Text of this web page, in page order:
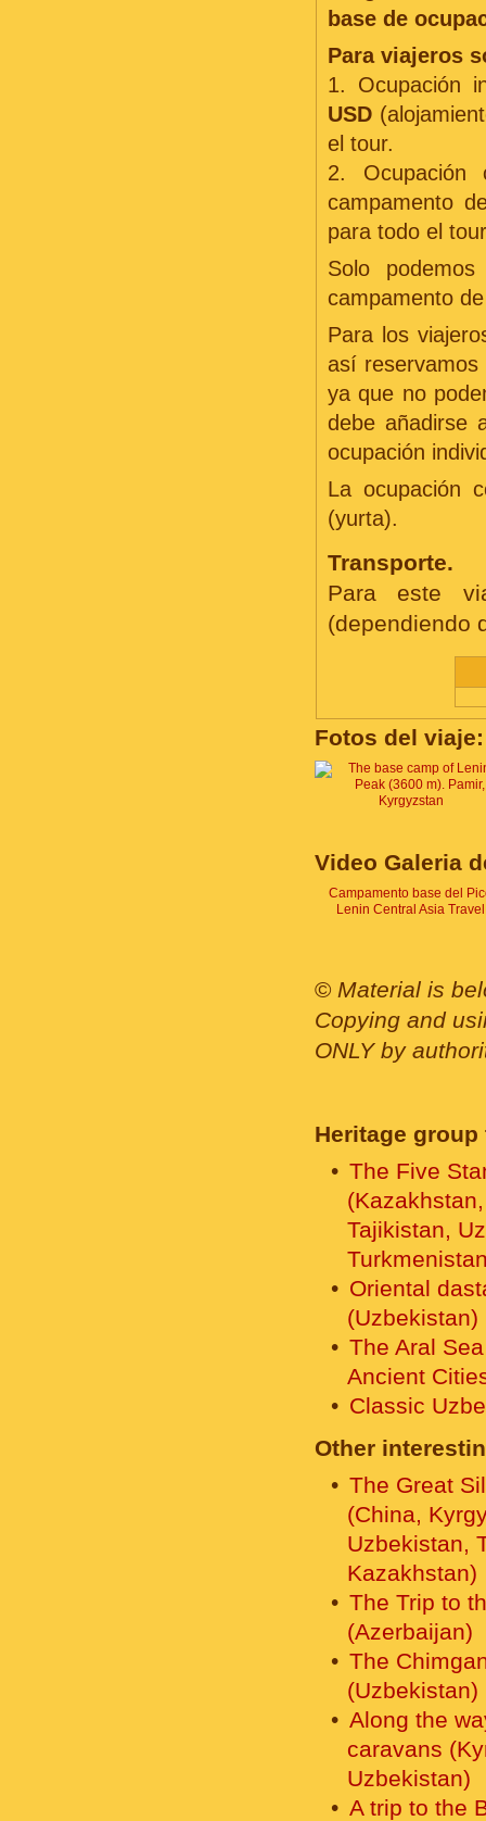
base de
Para viajeros
1. Ocupación
USD
el tour.
2. Ocupación
campamento
para todo el
Solo
campamento
Para los
así
ya que no
debe añadirse
ocupación
La ocupación
(yurta).
Transporte.
Para este
(dependiendo
Fotos del viaje:
Video Galeria
Campamento base del
Lenin Central Asia Travel
© Material is
Copying and
ONLY by
Heritage
The Five
Tajikistan,
Oriental
(Uzbekistan)
The Aral
Ancient
Classic
Other
The Great
(China,
Uzbekistan,
Kazakhstan)
The Trip to
(Azerbaijan)
The
(Uzbekistan)
Along the
caravans
Uzbekistan)
A trip to the